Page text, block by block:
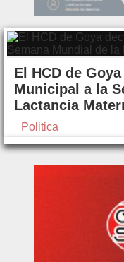
El HCD de
Municipal a la
Lactancia
Politica